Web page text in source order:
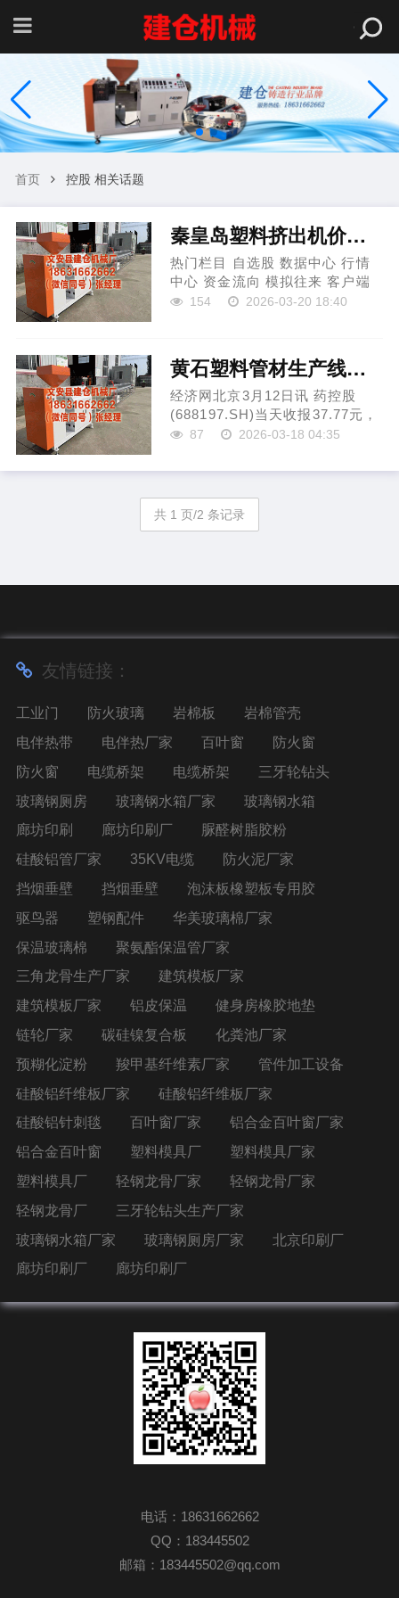
首页 控股 相关话题
秦皇岛塑料挤出机价格 健康160控股鼓动自觉蔓延禁售期
热门栏目 自选股 数据中心 行情
中心 资金流向 模拟往来 客户端
健康160（02656）发布公告秦皇
Management Limited及Luo ...
154 2026-03-20 18:40
黄石塑料管材生产线价格 药控股跌3.3 2022年上市募15亿中信建投保荐
经济网北京3月12日讯 药控股
(688197.SH)当天收报37.77元，
跌幅3.30，总市值56.17亿元。当
2022年3月23日在上交所科创板
87 2026-03-18 04:35
共 1 页/2 条记录
友情链接：
工业门 防火玻璃 岩棉板
岩棉管壳
电伴热带
电伴热厂家 百叶窗
防火窗
防火窗
电缆桥架 电缆桥架
三牙轮钻头
玻璃钢厕房
玻璃钢水箱厂家
玻璃钢水箱
廊坊印刷
廊坊印刷厂
脲醛树脂胶粉
硅酸铝管厂家
35KV电缆
防火泥厂家
挡烟垂壁
挡烟垂壁
泡沫板橡塑板专用胶
驱鸟器
塑钢配件
华美玻璃棉厂家
保温玻璃棉
聚氨酯保温管厂家
三角龙骨生产厂家
建筑模板厂家
建筑模板厂家
铝皮保温
健身房橡胶地垫
链轮厂家
碳硅镍复合板
化粪池厂家
预糊化淀粉
羧甲基纤维素厂家
管件加工设备
硅酸铝纤维板厂家
硅酸铝纤维板厂家
硅酸铝针刺毯
百叶窗厂家
铝合金百叶窗厂家
铝合金百叶窗
塑料模具厂
塑料模具厂家
塑料模具厂
轻钢龙骨厂家
轻钢龙骨厂家
轻钢龙骨厂
三牙轮钻头生产厂家
玻璃钢水箱厂家
玻璃钢厕房厂家
北京印刷厂
廊坊印刷厂
廊坊印刷厂
电话：18631662662
QQ：183445502
邮箱：183445502@qq.com